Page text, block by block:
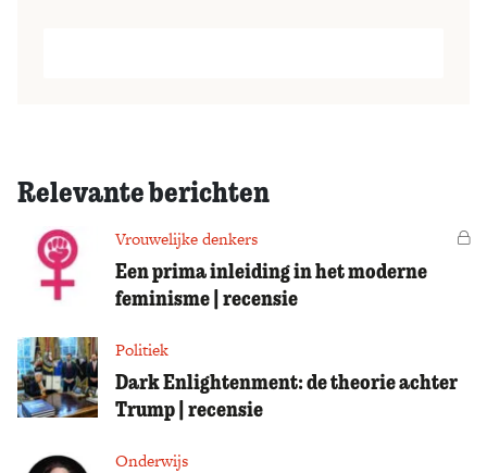
Relevante berichten
Vrouwelijke denkers
Een prima inleiding in het moderne
feminisme | recensie
Politiek
Dark Enlightenment: de theorie achter
Trump | recensie
Onderwijs